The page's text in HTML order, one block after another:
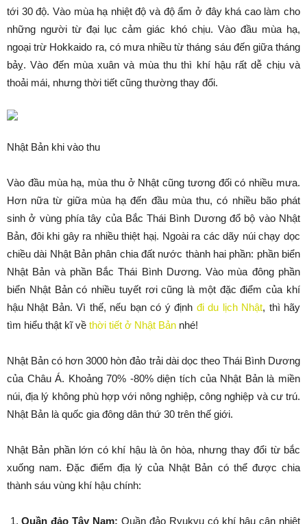
tới 30 độ. Vào mùa hạ nhiệt độ và độ ẩm ở đây khá cao làm cho
những người từ đại lục cảm giác khó chịu. Vào đầu mùa hạ,
ngoại trừ Hokkaido ra, có mưa nhiều từ tháng sáu đến giữa tháng
bảỵ. Vào đến mùa xuân và mùa thu thì khí hậu rất dễ chịu và
thoải mái, nhưng thời tiết cũng thường thay đổi.
Nhật Bản khi vào thu
Vào đầu mùa hạ, mùa thu ở Nhật cũng tương đối có nhiều mưa.
Hơn nữa từ giữa mùa hạ đến đầu mùa thu, có nhiều bão phát
sinh ở vùng phía tây của Bắc Thái Bình Dương đổ bộ vào Nhật
Bản, đôi khi gây ra nhiều thiệt hạị. Ngoài ra các dãy núi chạy dọc
chiều dài Nhật Bản phân chia đất nước thành hai phần: phần biển
Nhật Bản và phần Bắc Thái Bình Dương. Vào mùa đông phần
biển Nhật Bản có nhiều tuyết rơi cũng là một đặc điểm của khí
hậu Nhật Bản. Vì thế, nếu bạn có ý định đi du lịch Nhật, thì hãy
tìm hiểu thật kĩ về thời tiết ở Nhật Bản nhé!
Nhật Bản có hơn 3000 hòn đảo trải dài dọc theo Thái Bình Dương
của Châu Á. Khoảng 70% -80% diện tích của Nhật Bản là miền
núi, địa lý không phù hợp với nông nghiệp, công nghiệp và cư trú.
Nhật Bản là quốc gia đông dân thứ 30 trên thế giới.
Nhật Bản phần lớn có khí hậu là ôn hòa, nhưng thay đổi từ bắc
xuống nam. Đặc điểm địa lý của Nhật Bản có thể được chia
thành sáu vùng khí hậu chính:
Quần đảo Tây Nam: Quần đảo Ryukyu có khí hậu cận nhiệt